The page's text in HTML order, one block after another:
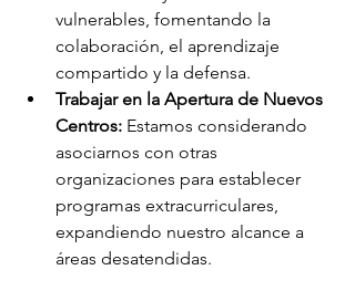
vulnerables, fomentando la
colaboración, el aprendizaje
compartido y la defensa.
Trabajar en la Apertura de Nuevos
Centros: Estamos considerando
asociarnos con otras
organizaciones para establecer
programas extracurriculares,
expandiendo nuestro alcance a
áreas desatendidas.